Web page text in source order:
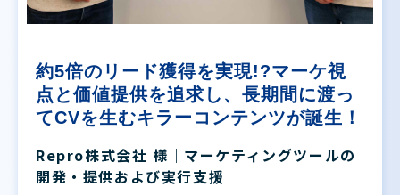
約5倍のリード獲得を実現!?マーケ視
点と価値提供を追求し、長期間に渡っ
てCVを生むキラーコンテンツが誕生！
Repro株式会社 様｜マーケティングツールの
開発・提供および実行支援